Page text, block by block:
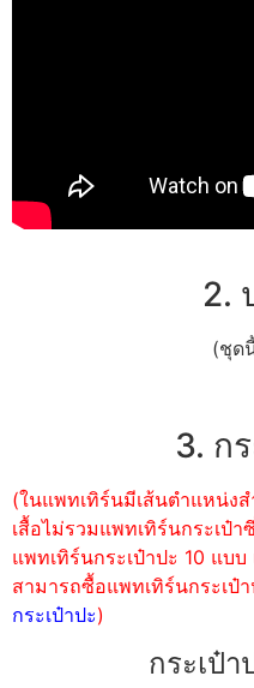
2.
(ชุด
3. ก
(ในแพทเทิร์นมีเส้นตำแหน่ง
เสื้อไม่รวมแพทเทิร์นกระเป๋
แพทเทิร์นกระเป๋าปะ 10 แบ
สามารถซื้อแพทเทิร์นกระเป๋
กระเป๋าปะ)
กระเป๋า